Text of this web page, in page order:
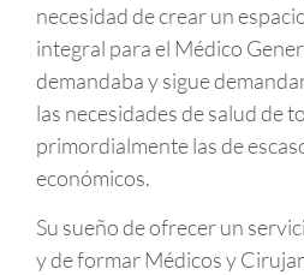
necesidad de crear un
integral para el Médico
demandaba y sigue
las necesidades de salud de
primordialmente las de
económicos.
Su sueño de ofrecer un
y de formar Médicos y